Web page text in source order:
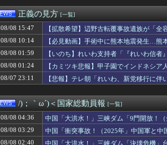
「感動のフィナーレだ」と某野党が達成した偉業に称
インドネシアに「ドラえもん」という名前の市民が16
中国のビーチ。ゴミだらけ
嫌われ者パヨク 〜 基地外パヨク集団「人殺しの汚
国勢調査って出さなあかんの？
東京駅近くに「地下シェルター」整備を正式表明…小
【悲報】コメ卸大手さん、営業利益83％減 高値で買
日米のレアアース脱中国依存、量とコストで行き詰ま
小池百合子知事、今年も朝鮮人虐殺に追悼文送らず 関
日本人が英語を上手に喋れない一番の理由ｗ
【物議】沖縄の大型パーク「ジャングリア」、とんで
正義の見方 [一覧]
08/08 15:47
【拡散希望】辺野古転覆事故遺族が「
ち上げも準備
08/08 10:14
【必見動画】手術中に熊本地震発生…熊
08/08 01:59
【いのち】れいわ支持者「『れいわ信
→かわりにピッタリの名称が爆誕してし
08/08 01:24
【カミツキ悲報】甲子園でインドネシ
08/07 23:11
【悲報】テレ朝「れいわ、新党移行に
/)；｀ω´)＜国家総動員報 [一覧]
08/08 04:36
中国「大洪水！」三峡ダム「9門開放！
「緊急放流に合わせて開門（土砂崩れ発
08/08 03:29
中国「衝突事故！（2025年」中国軍と
蔽」日本「隠蔽された事実報道！（2026
08/08 02:40
中国「大洪水！」三峡ダム「決壊危機」